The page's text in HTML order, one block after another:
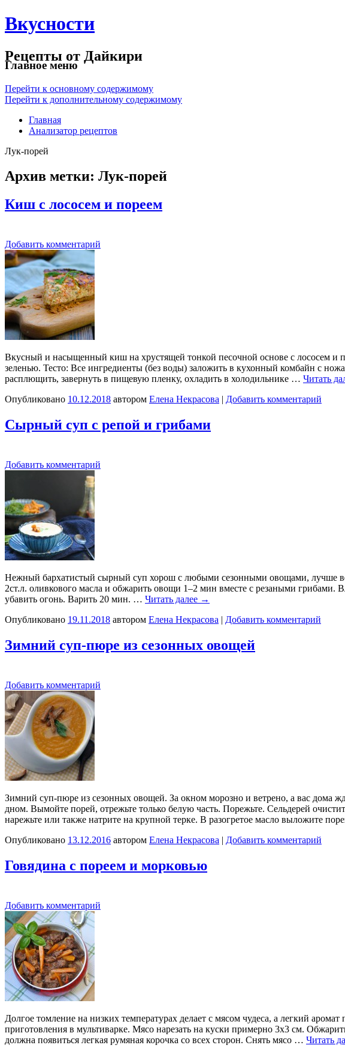
Вкусности
Рецепты от Дайкири
Главное меню
Перейти к основному содержимому
Перейти к дополнительному содержимому
Главная
Анализатор рецептов
Лук-порей
Архив метки: Лук-порей
Киш с лососем и пореем
Добавить комментарий
Вкусный и насыщенный киш на хрустящей тонкой песочной основе с лососем и
зеленью. Тесто: Все ингредиенты (без воды) заложить в кухонный комбайн с
расплющить, завернуть в пищевую пленку, охладить в холодильнике … Читать
Опубликовано 10.12.2018 автором Елена Некрасова | Добавить комментарий
Сырный суп с репой и грибами
Добавить комментарий
Нежный бархатистый сырный суп хорош с любыми сезонными овощами, лучше
2ст.л. оливкового масла и обжарить овощи 1–2 мин вместе с резаными грибами.
убавить огонь. Варить 20 мин. … Читать далее →
Опубликовано 19.11.2018 автором Елена Некрасова | Добавить комментарий
Зимний суп-пюре из сезонных овощей
Добавить комментарий
Зимний суп-пюре из сезонных овощей. За окном морозно и ветрено, а вас дома
дном. Вымойте порей, отрежьте только белую часть. Порежьте. Сельдерей
нарежьте или также натрите на крупной терке. В разогретое масло выложите
Опубликовано 13.12.2016 автором Елена Некрасова | Добавить комментарий
Говядина с пореем и морковью
Добавить комментарий
Долгое томление на низких температурах делает с мясом чудеса, а легкий
приготовления в мультиварке. Мясо нарезать на куски примерно 3х3 см.
должна появиться легкая румяная корочка со всех сторон. Снять мясо … Читать